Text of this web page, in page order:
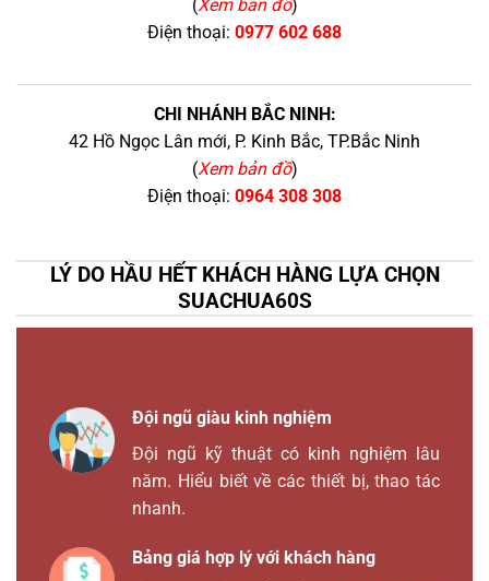
(Xem bản đồ)
Điện thoại: 0977 602 688
CHI NHÁNH BẮC NINH:
42 Hồ Ngọc Lân mới, P. Kinh Bắc, TP.Bắc Ninh
(Xem bản đồ)
Điện thoại: 0964 308 308
LÝ DO HẦU HẾT KHÁCH HÀNG LỰA CHỌN
SUACHUA60S
Đội ngũ giàu kinh nghiệm
Đội ngũ kỹ thuật có kinh nghiệm lâu
năm. Hiểu biết về các thiết bị, thao tác
nhanh.
Bảng giá hợp lý với khách hàng